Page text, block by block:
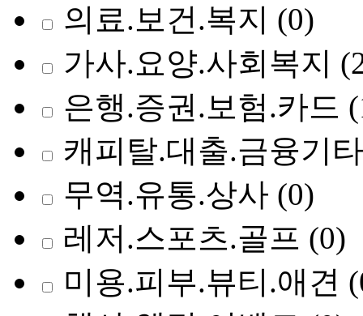
의료.보건.복지 (0)
가사.요양.사회복지
은행.증권.보험.카드
캐피탈.대출.금융기타
무역.유통.상사 (0)
레저.스포츠.골프 (0)
미용.피부.뷰티.애견